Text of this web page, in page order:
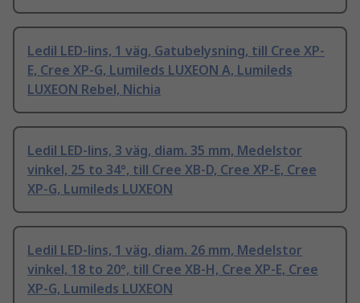
Ledil LED-lins, 1 väg, Gatubelysning, till Cree XP-
E, Cree XP-G, Lumileds LUXEON A, Lumileds
LUXEON Rebel, Nichia
Ledil LED-lins, 3 väg, diam. 35 mm, Medelstor
vinkel, 25 to 34°, till Cree XB-D, Cree XP-E, Cree
XP-G, Lumileds LUXEON
Ledil LED-lins, 1 väg, diam. 26 mm, Medelstor
vinkel, 18 to 20°, till Cree XB-H, Cree XP-E, Cree
XP-G, Lumileds LUXEON